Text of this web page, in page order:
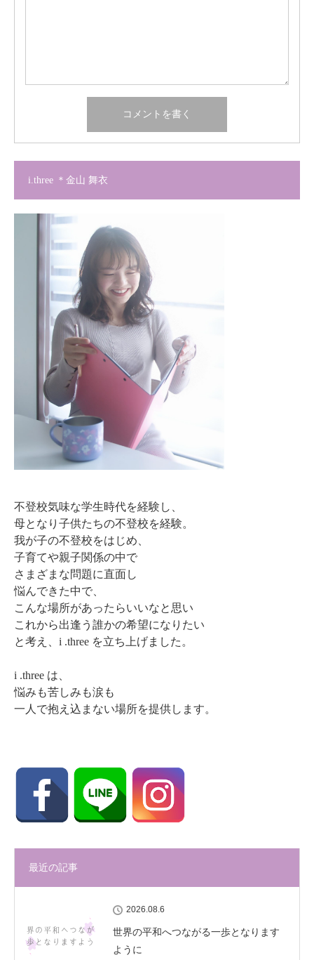
i.three ＊金山 舞衣
不登校気味な学生時代を経験し、
母となり子供たちの不登校を経験。
我が子の不登校をはじめ、
子育てや親子関係の中で
さまざまな問題に直面し
悩んできた中で、
こんな場所があったらいいなと思い
これから出逢う誰かの希望になりたい
と考え、i .three を立ち上げました。
i .three は、
悩みも苦しみも涙も
一人で抱え込まない場所を提供します。
最近の記事
2026.08.6
世界の平和へつながる一歩となります
ように